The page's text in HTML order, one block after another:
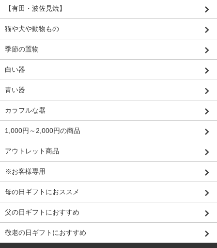
【有田・波佐見焼】
猫や犬や動物もの
季節の置物
白い器
青い器
カラフルな器
1,000円～2,000円の商品
アウトレット商品
※お客様専用
母の日ギフトにおススメ
父の日ギフトにおすすめ
敬老の日ギフトにおすすめ